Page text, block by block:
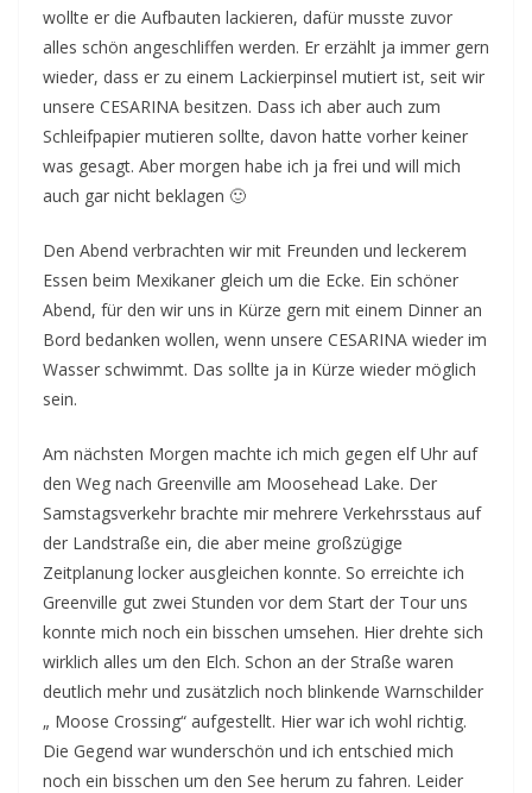
wollte er die Aufbauten lackieren, dafür musste zuvor
alles schön angeschliffen werden. Er erzählt ja immer gern
wieder, dass er zu einem Lackierpinsel mutiert ist, seit wir
unsere CESARINA besitzen. Dass ich aber auch zum
Schleifpapier mutieren sollte, davon hatte vorher keiner
was gesagt. Aber morgen habe ich ja frei und will mich
auch gar nicht beklagen 🙂
Den Abend verbrachten wir mit Freunden und leckerem
Essen beim Mexikaner gleich um die Ecke. Ein schöner
Abend, für den wir uns in Kürze gern mit einem Dinner an
Bord bedanken wollen, wenn unsere CESARINA wieder im
Wasser schwimmt. Das sollte ja in Kürze wieder möglich
sein.
Am nächsten Morgen machte ich mich gegen elf Uhr auf
den Weg nach Greenville am Moosehead Lake. Der
Samstagsverkehr brachte mir mehrere Verkehrsstaus auf
der Landstraße ein, die aber meine großzügige
Zeitplanung locker ausgleichen konnte. So erreichte ich
Greenville gut zwei Stunden vor dem Start der Tour uns
konnte mich noch ein bisschen umsehen. Hier drehte sich
wirklich alles um den Elch. Schon an der Straße waren
deutlich mehr und zusätzlich noch blinkende Warnschilder
„ Moose Crossing“ aufgestellt. Hier war ich wohl richtig.
Die Gegend war wunderschön und ich entschied mich
noch ein bisschen um den See herum zu fahren. Leider